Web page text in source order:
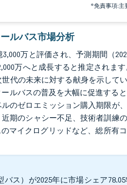
*免責事項:主
ルバス市場分析
万と評価され、予測期間（
万へと成長すると推定され
代の未来に対する献身を示して
ルバスの普及を大幅に促進する
のゼロエミッション購入期限が
期のシャシー不足、技術者訓練
マイクログリッドなど、総所有
ス）が2025年に市場シェア